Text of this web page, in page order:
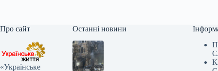
Про сайт
«Українське
Останні новини